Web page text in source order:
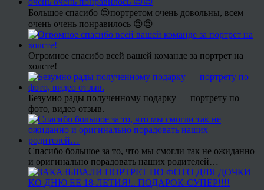
Большое спасибо 😍портретом очень довольны, всем
очень очень понравилось 😍😍
Огромное спасибо всей вашей команде за портрет на
холсте!
Безумно рады полученному подарку — портрету по
фото, видео отзыв.
Спасибо большое за то, что мы смогли так не ожиданно
и оригинально порадовать наших родителей…